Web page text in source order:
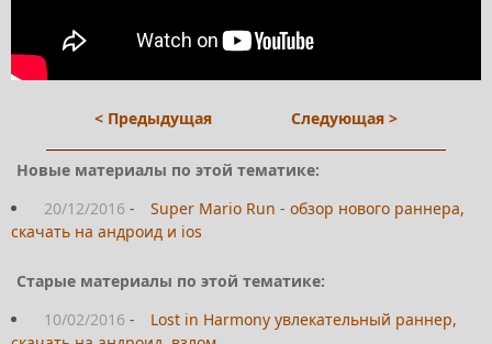
< Предыдущая Следующая >
Новые материалы по этой тематике:
20/12/2016 -
Super Mario Run - обзор нового раннера,
скачать на андроид и ios
Старые материалы по этой тематике:
10/02/2016 -
Lost in Harmony увлекательный раннер,